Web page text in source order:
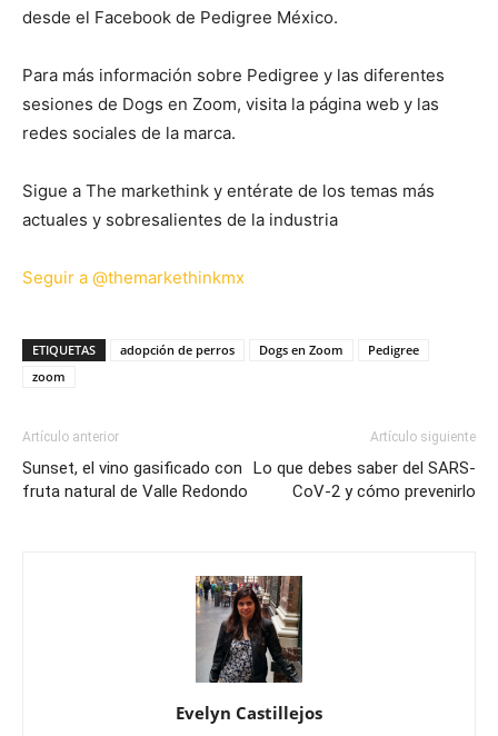
desde el Facebook de Pedigree México.
Para más información sobre Pedigree y las diferentes
sesiones de Dogs en Zoom, visita la página web y las
redes sociales de la marca.
Sigue a The markethink y entérate de los temas más
actuales y sobresalientes de la industria
Seguir a @themarkethinkmx
ETIQUETAS adopción de perros Dogs en Zoom
Pedigree
zoom
Artículo anterior
Sunset, el vino gasificado con
fruta natural de Valle Redondo
Artículo siguiente
Lo que debes saber del SARS-
CoV-2 y cómo prevenirlo
Evelyn Castillejos